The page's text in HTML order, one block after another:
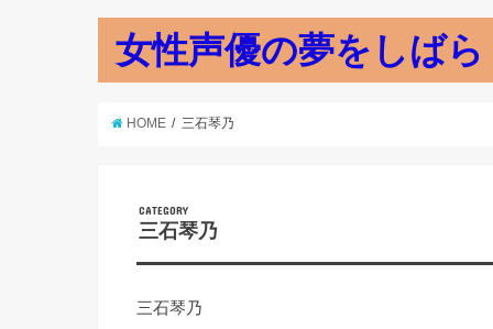
女性声優の夢をしば
HOME 三石琴乃
CATEGORY
三石琴乃
三石琴乃